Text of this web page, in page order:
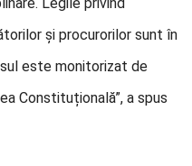
și procurorilor sunt în
este monitorizat de
Constituțională”, a spus